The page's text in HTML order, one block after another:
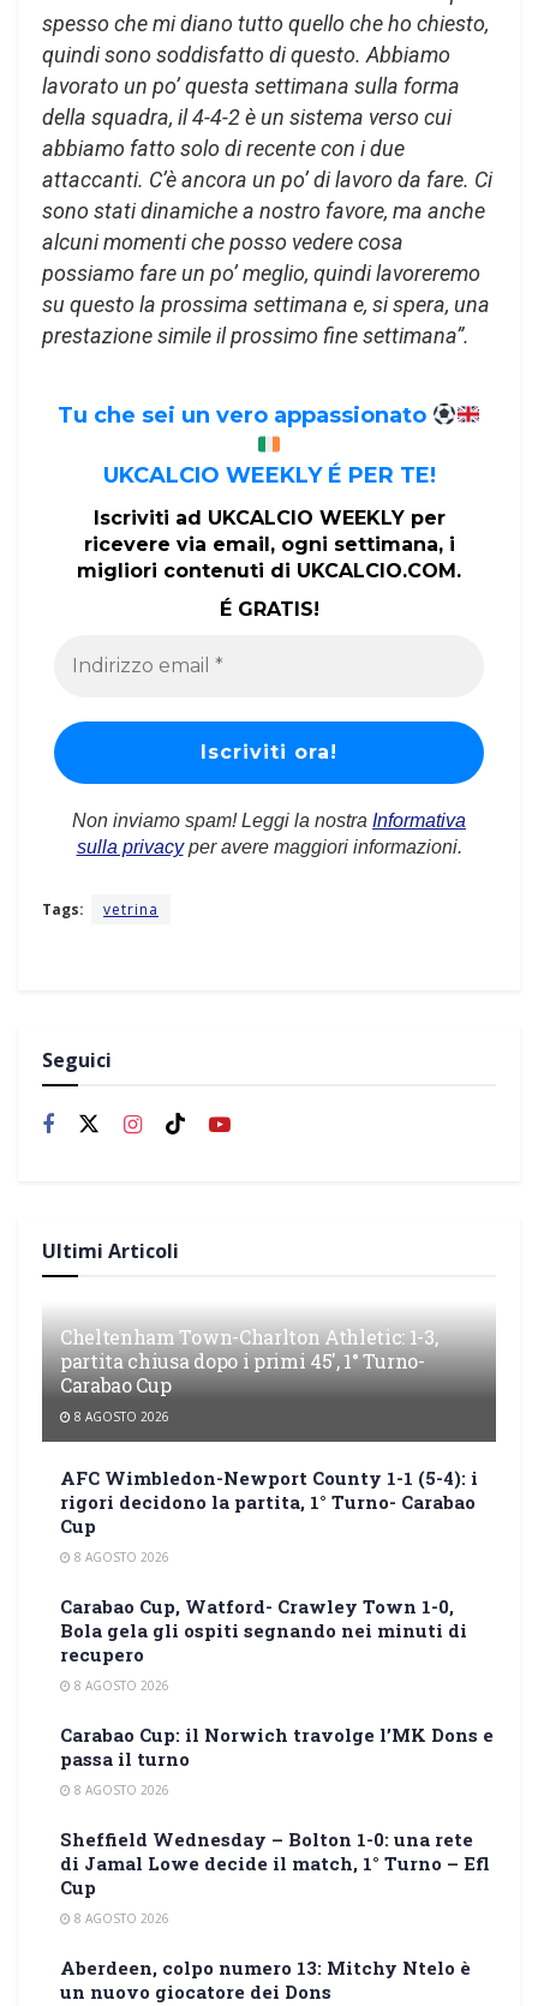
spesso che mi diano tutto quello che ho chiesto,
quindi sono soddisfatto di questo. Abbiamo
lavorato un po’ questa settimana sulla forma
della squadra, il 4-4-2 è un sistema verso cui
abbiamo fatto solo di recente con i due
attaccanti. C’è ancora un po’ di lavoro da fare. Ci
sono stati dinamiche a nostro favore, ma anche
alcuni momenti che posso vedere cosa
possiamo fare un po’ meglio, quindi lavoreremo
su questo la prossima settimana e, si spera, una
prestazione simile il prossimo fine settimana”.
Tu che sei un vero appassionato
UKCALCIO WEEKLY É PER TE!
Iscriviti ad UKCALCIO WEEKLY per
ricevere via email, ogni settimana, i
migliori contenuti di UKCALCIO.COM.
É GRATIS!
Non inviamo spam! Leggi la nostra Informativa
sulla privacyper avere maggiori informazioni.
Tags: vetrina
Seguici
Ultimi Articoli
Cheltenham Town-Charlton Athletic: 1-3,
partita chiusa dopo i primi 45′, 1° Turno-
Carabao Cup
8 AGOSTO 2026
AFC Wimbledon-Newport County 1-1 (5-4): i
rigori decidono la partita, 1° Turno- Carabao
Cup
8 AGOSTO 2026
Carabao Cup, Watford- Crawley Town 1-0,
Bola gela gli ospiti segnando nei minuti di
recupero
8 AGOSTO 2026
Carabao Cup: il Norwich travolge l’MK Dons e
passa il turno
8 AGOSTO 2026
Sheffield Wednesday – Bolton 1-0: una rete
di Jamal Lowe decide il match, 1° Turno – Efl
Cup
8 AGOSTO 2026
Aberdeen, colpo numero 13: Mitchy Ntelo è
un nuovo giocatore dei Dons